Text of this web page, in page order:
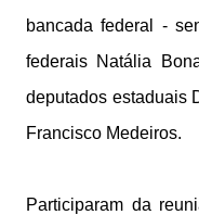
bancada federal -
federais Natália
deputados estaduais
Francisco Medeiros.
Participaram da